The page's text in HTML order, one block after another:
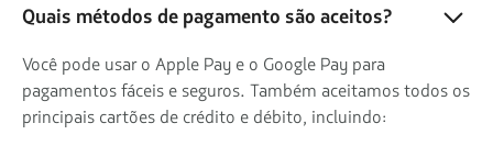
Quais métodos de pagamento são aceitos?
Você pode usar o Apple Pay e o Google Pay para
pagamentos fáceis e seguros. Também aceitamos todos os
principais cartões de crédito e débito, incluindo: